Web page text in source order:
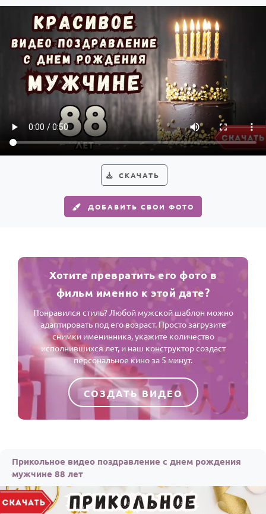
СКАЧАТЬ
ДОБАВИТЬ СВОИ ФОТО
Хотите превратить его фото в
фильм именно к этой дате?
Понравился стиль? Любой мужской шаблон можно
адаптировать под его возраст. Просто загрузите
снимки именинника, укажите количество
исполнившихся лет, и наш конструктор создаст
персональное кино за 5 минут.
СОЗДАТЬ ВИДЕО
Прикольное видео поздравление с днем рождения
мужчине 88 лет